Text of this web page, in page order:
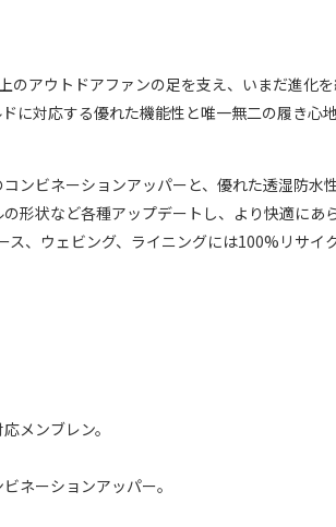
アウトドアファンの足を支え、いまだ進化
に対応する優れた機能性と唯一無二の履き
ンビネーションアッパーと、優れた透湿防水
形状など各種アップデートし、より快適に
、ウェビング、ライニングには100%リサイ
メンブレン。
ネーションアッパー。